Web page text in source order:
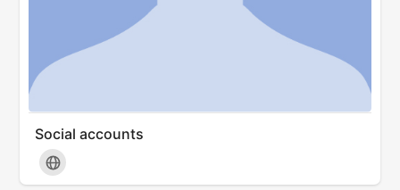
Social accounts